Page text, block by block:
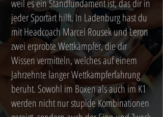
weil es ein Standfundament ist, das dir in
jeder Sportart hilft. In Ladenburg hast du
mit Headcoach Marcel Rousek und Leron
zwei erprobte Wettkämpfer, die dir
Wissen vermitteln, welches auf einem
Jahrzehnte langer Wettkampferfahrung
beruht. Sowohl im Boxen als auch im K1
werden nicht nur stupide Kombinationen